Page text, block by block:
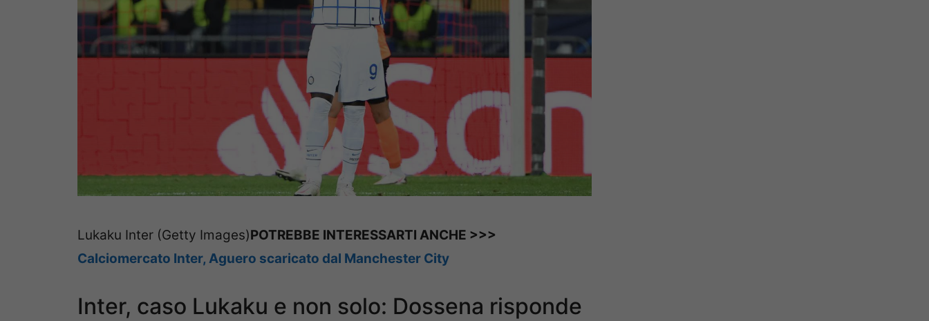
Lukaku Inter (Getty Images)POTREBBE INTERESSARTI ANCHE >>>
Calciomercato Inter, Aguero scaricato dal Manchester City
Inter, caso Lukaku e non solo: Dossena risponde